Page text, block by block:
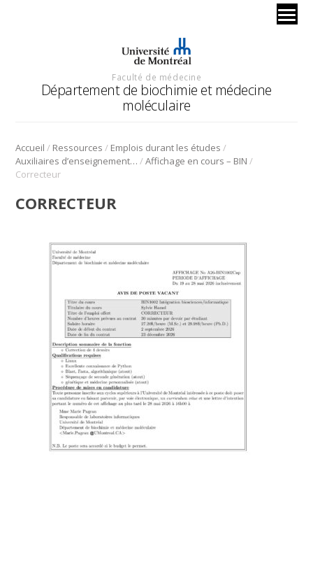
Faculté de médecine
Département de biochimie et médecine
moléculaire
Accueil / Ressources / Emplois durant les études /
Auxiliaires d’enseignement bio-informatique /Affichage en cours – BIN /
Correcteur
CORRECTEUR